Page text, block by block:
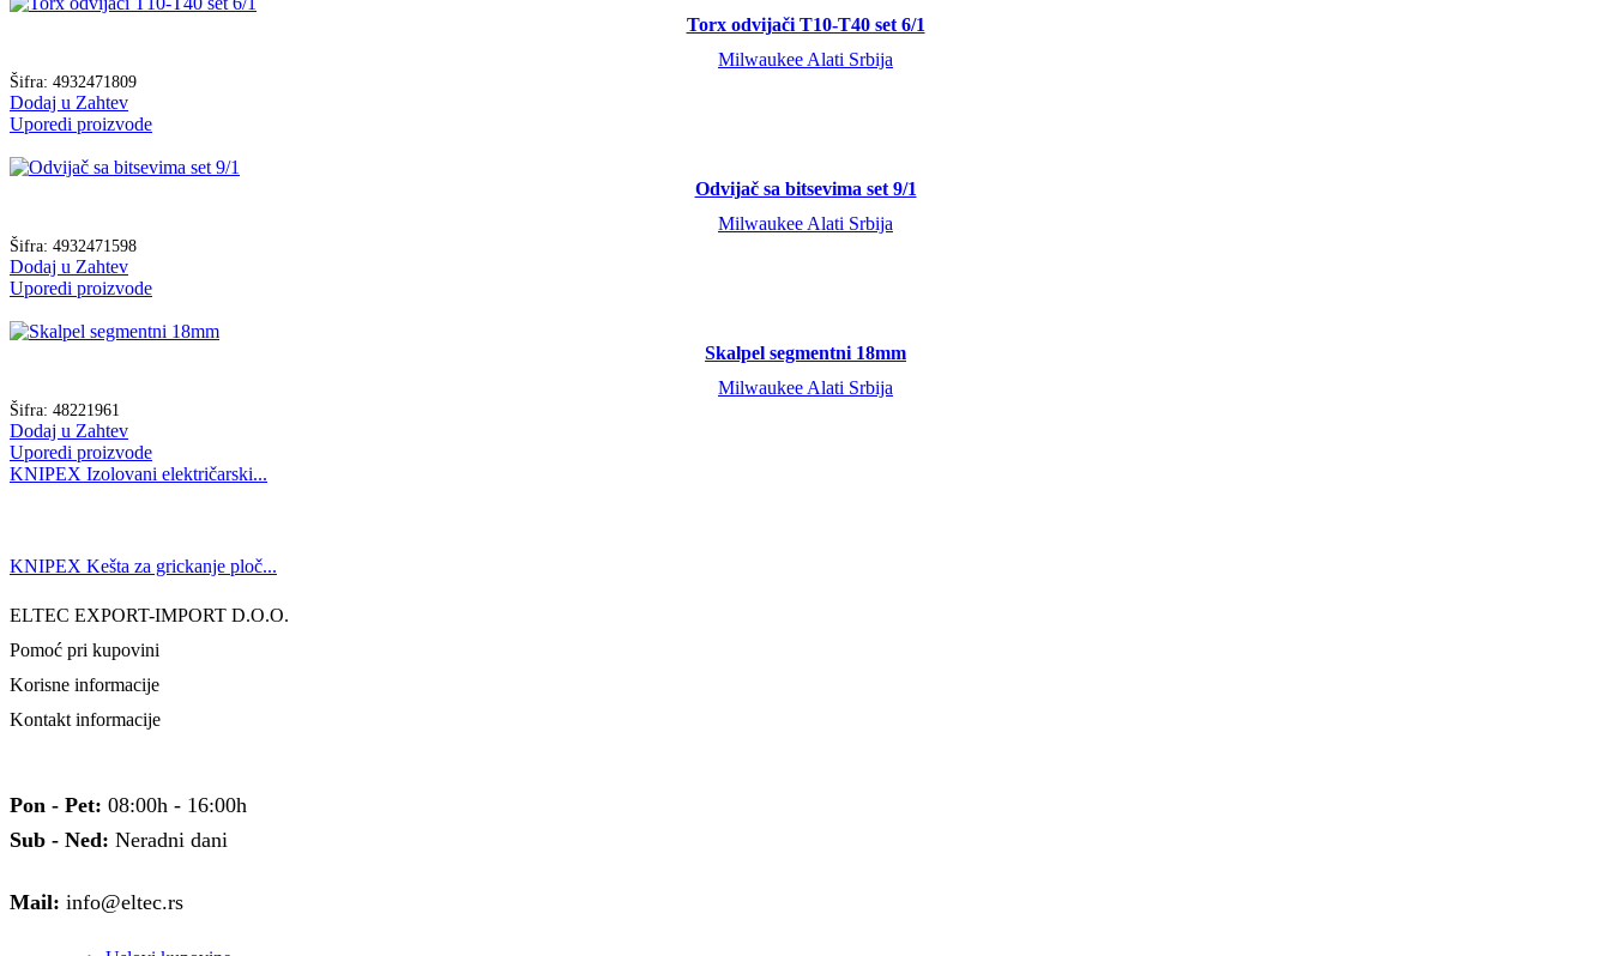
Torx odvijači T10-T40 set 6/1
Milwaukee Alati Srbija
Šifra: 4932471809
Dodaj u Zahtev
Uporedi proizvode
Odvijač sa bitsevima set 9/1
Milwaukee Alati Srbija
Šifra: 4932471598
Dodaj u Zahtev
Uporedi proizvode
Skalpel segmentni 18mm
Milwaukee Alati Srbija
Šifra: 48221961
Dodaj u Zahtev
Uporedi proizvode
KNIPEX Izolovani električarski...
KNIPEX Kešta za grickanje ploč...
ELTEC EXPORT-IMPORT D.O.O.
Pomoć pri kupovini
Korisne informacije
Kontakt informacije
Pon - Pet: 08:00h - 16:00h
Sub - Ned: Neradni dani
Mail: info@eltec.rs